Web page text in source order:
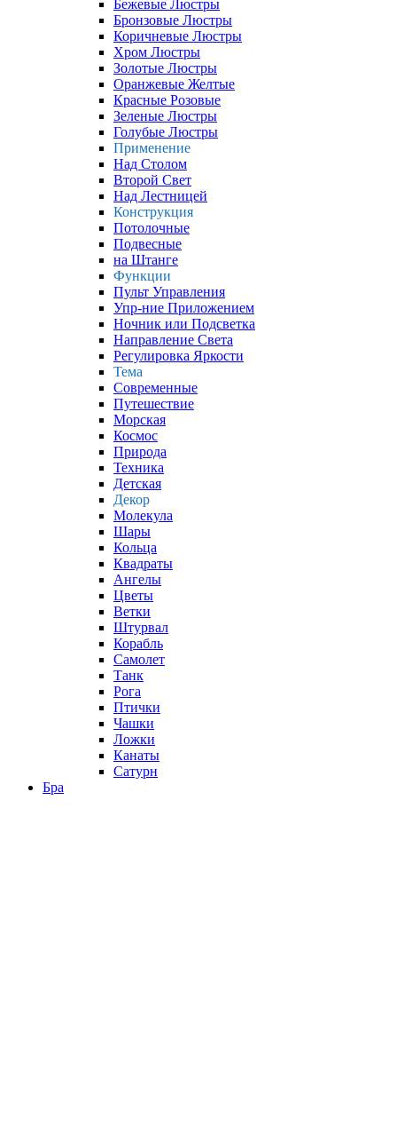
Бежевые Люстры
Бронзовые Люстры
Коричневые Люстры
Хром Люстры
Золотые Люстры
Оранжевые Желтые
Красные Розовые
Зеленые Люстры
Голубые Люстры
Применение
Над Столом
Второй Свет
Над Лестницей
Конструкция
Потолочные
Подвесные
на Штанге
Функции
Пульт Управления
Упр-ние Приложением
Ночник или Подсветка
Направление Света
Регулировка Яркости
Тема
Современные
Путешествие
Морская
Космос
Природа
Техника
Детская
Декор
Молекула
Шары
Кольца
Квадраты
Ангелы
Цветы
Ветки
Штурвал
Корабль
Самолет
Танк
Рога
Птички
Чашки
Ложки
Канаты
Сатурн
Бра